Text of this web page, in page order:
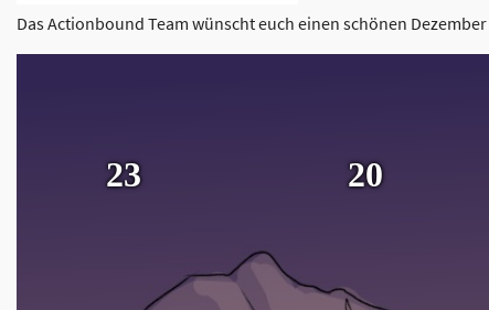
Das Actionbound Team wünscht euch einen schönen
20
Glocke
23
Weihnachtsbaum